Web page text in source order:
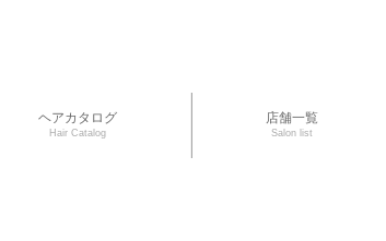
ヘアカタログ
Hair Catalog
店舗一覧
Salon list